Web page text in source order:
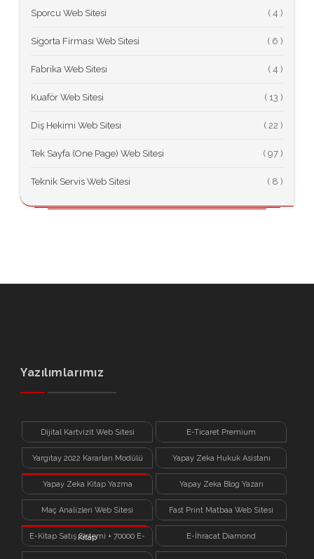
Sporcu Web Sitesi (
Sigorta Firması Web Sitesi (
Fabrika Web Sitesi (
Kuaför Web Sitesi (
Diş Hekimi Web Sitesi (
Tek Sayfa (One Page) Web Sitesi (
Teknik Servis Web Sitesi (
Yazılımlarımız
Dijital Kartvizit Web Sitesi E-Ticaret Premium
Yargıtay 2022 Kararları Modülü Yapay Zeka Hukuk Asistanı
Yapay Zeka Kitap Yazma
Sistemi
Yapay Zeka Blog Yazarı
Maç Analizleri Web Sitesi Fast Print Matbaa Web Sitesi
E-Kitap Satış Sistemi + 70000 E- E-İhracat Diamond